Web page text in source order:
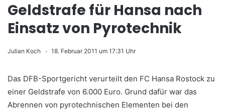
Geldstrafe für Hansa nach
Einsatz von Pyrotechnik
Julian Koch 18. Februar 2011 um 17:31 Uhr
Das DFB-Sportgericht verurteilt den FC Hansa Rostock zu
einer Geldstrafe von 6.000 Euro. Grund dafür war das
Abrennen von pyrotechnischen Elementen bei den